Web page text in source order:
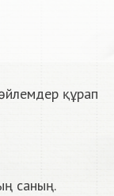
құрап
саның.